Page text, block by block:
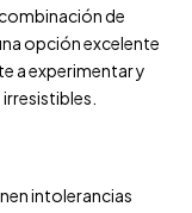
combinación de
opción excelente
a experimentar y
intolerancias